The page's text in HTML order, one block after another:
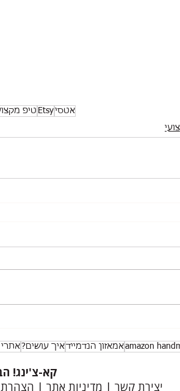
אטסיEtsy טיפ
amazonאמאזון הנדמיידאיך עושים?
קא-צ'ינג!
יצירת קשר | מדיניות אתר | הצהרת